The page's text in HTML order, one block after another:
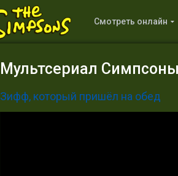
Смотреть онлайн
Мультсериал
Зифф, который пришёл на обед